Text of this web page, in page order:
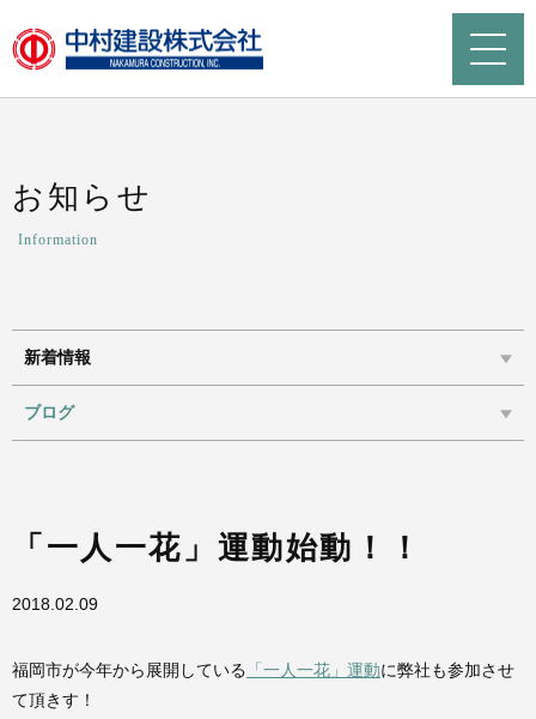
お知らせ
Information
新着情報
ブログ
「一人一花」運動始動！！
2018.02.09
福岡市が今年から展開している 「一人一花」運動に弊社も参加させ
て頂きす！